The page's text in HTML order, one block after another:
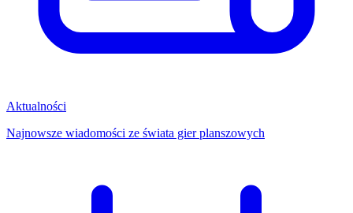
Aktualności
Najnowsze wiadomości ze świata gier planszowych